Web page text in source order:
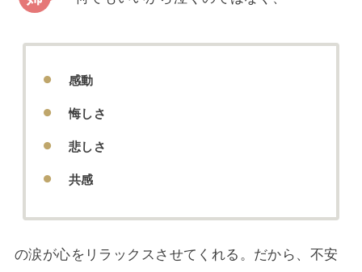
感動
悔しさ
悲しさ
共感
の涙が心をリラックスさせてくれる。だから、不安